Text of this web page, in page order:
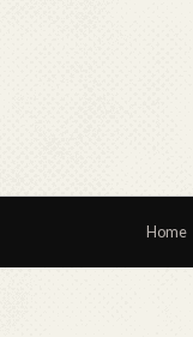
Home